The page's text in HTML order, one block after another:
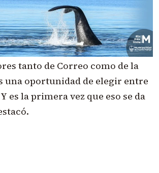
tanto de Correo como de la
una oportunidad de elegir entre
es la primera vez que eso se da